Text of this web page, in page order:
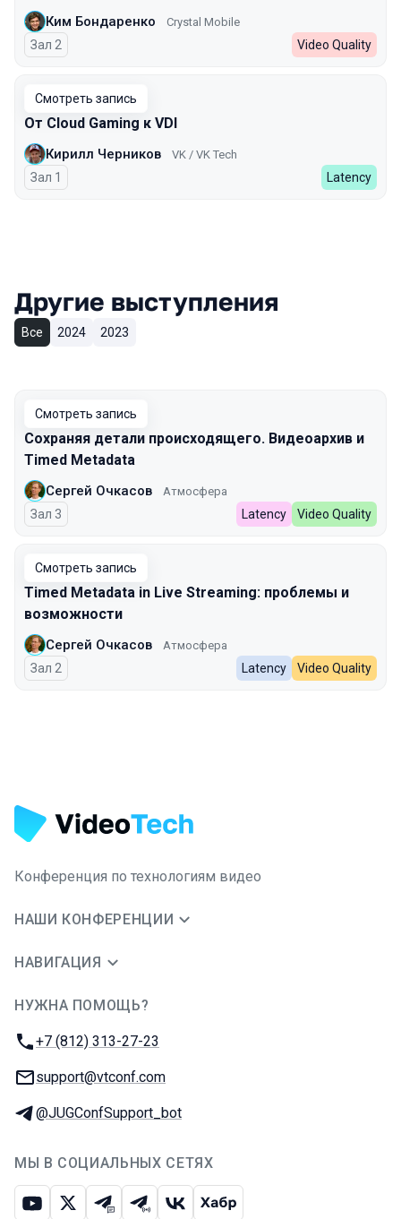
Ким Бондаренко Crystal Mobile
Зал 2 Video Quality
Смотреть запись
От Cloud Gaming к VDI
Кирилл Черников VK / VK Tech
Зал 1 Latency
Другие выступления
Все 2024 2023
Смотреть запись
Сохраняя детали происходящего. Видеоархив и
Timed Metadata
Сергей Очкасов Атмосфера
Зал 3 Latency Video Quality
Смотреть запись
Timed Metadata in Live Streaming: проблемы и
возможности
Сергей Очкасов Атмосфера
Зал 2 Latency Video Quality
Конференция по технологиям видео
НАШИ КОНФЕРЕНЦИИ
НАВИГАЦИЯ
НУЖНА ПОМОЩЬ?
Телефон:
+7 (812) 313-27-23
E-mail:
support@vtconf.com
Телеграм:
@JUGConfSupport_bot
МЫ В СОЦИАЛЬНЫХ СЕТЯХ
ЮтубИкс Телеграм-чат
Телеграм-канал
ВКонтакте
Хабр